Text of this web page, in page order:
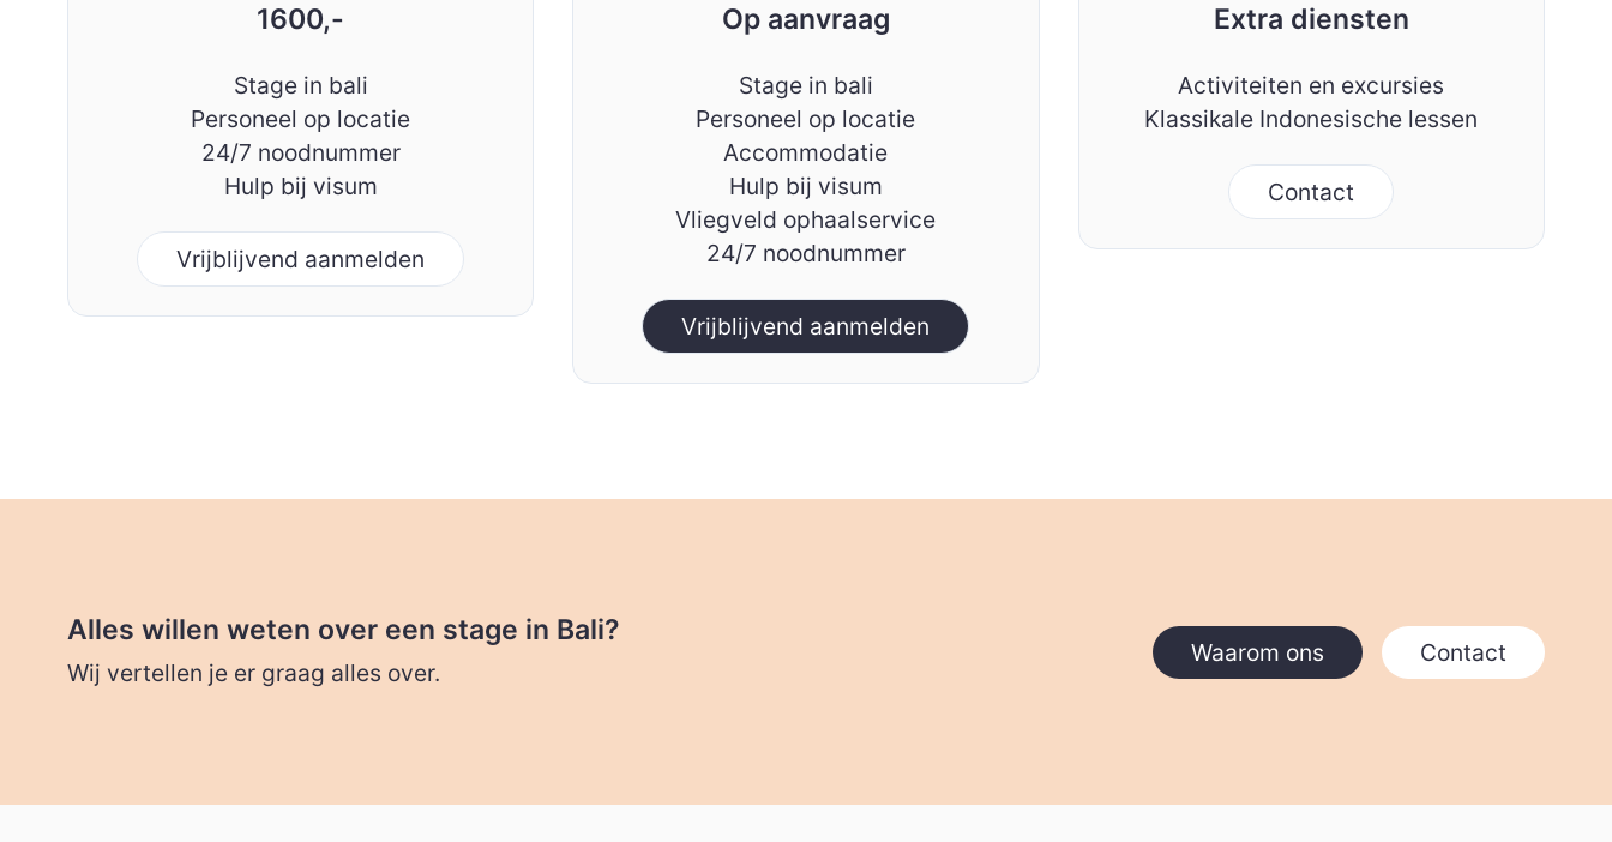
1600,-
Stage in bali
Personeel op locatie
24/7 noodnummer
Hulp bij visum
Vrijblijvend aanmelden
Op aanvraag
Stage in bali
Personeel op locatie
Accommodatie
Hulp bij visum
Vliegveld ophaalservice
24/7 noodnummer
Vrijblijvend aanmelden
Extra diensten
Activiteiten en excursies
Klassikale Indonesische lessen
Contact
Alles willen weten over een stage in Bali?
Wij vertellen je er graag alles over.
Waarom ons Contact